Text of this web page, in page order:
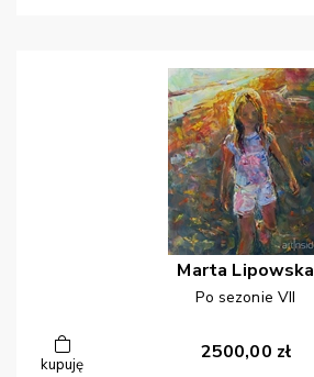
Marta Lipowska
Po sezonie VII
kupuję
2500,00 zł